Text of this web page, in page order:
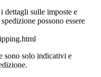
dettagli sulle imposte e
possono essere
sono solo indicativi e